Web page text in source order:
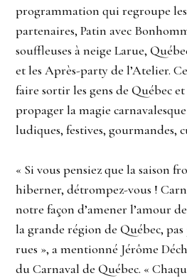
programmation qui regroupe
partenaires, Patin avec
souffleuses à neige Larue,
et les Après-party de l’Atelier.
faire sortir les gens de Québec
propager la magie
ludiques, festives, gourmandes,
« Si vous pensiez que la saison
hiberner, détrompez-vous !
notre façon d’amener l’amour
la grande région de Québec,
rues », a mentionné Jérôme
du Carnaval de Québec. «